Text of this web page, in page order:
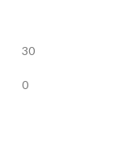
30
0